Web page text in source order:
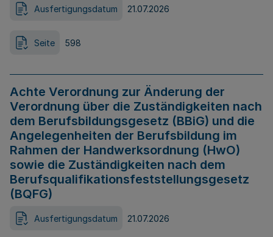
Ausfertigungsdatum 21.07.2026
Seite 598
Achte Verordnung zur Änderung der
Verordnung über die Zuständigkeiten nach
dem Berufsbildungsgesetz (BBiG) und die
Angelegenheiten der Berufsbildung im
Rahmen der Handwerksordnung (HwO)
sowie die Zuständigkeiten nach dem
Berufsqualifikationsfeststellungsgesetz
(BQFG)
Ausfertigungsdatum 21.07.2026